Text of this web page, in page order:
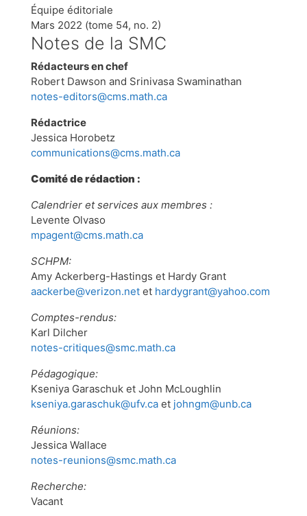
Équipe éditoriale
Mars 2022 (tome 54, no. 2)
Notes de la SMC
Rédacteurs en chef
Robert Dawson and Srinivasa Swaminathan
notes-editors@cms.math.ca
Rédactrice
Jessica Horobetz
communications@cms.math.ca
Comité de rédaction :
Calendrier et services aux membres :
Levente Olvaso
mpagent@cms.math.ca
SCHPM:
Amy Ackerberg-Hastings et Hardy Grant
aackerbe@verizon.net et hardygrant@yahoo.com
Comptes-rendus:
Karl Dilcher
notes-critiques@smc.math.ca
Pédagogique:
Kseniya Garaschuk et John McLoughlin
kseniya.garaschuk@ufv.ca et johngm@unb.ca
Réunions:
Jessica Wallace
notes-reunions@smc.math.ca
Recherche:
Vacant